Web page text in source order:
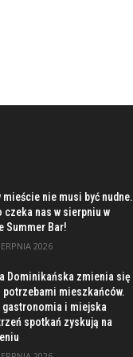
mieście nie musi być nudne.
czeka nas w sierpniu w
Summer Bar!
2026
Dominikańska zmienia się
potrzebami mieszkańców.
gastronomia i miejska
spotkań zyskują na